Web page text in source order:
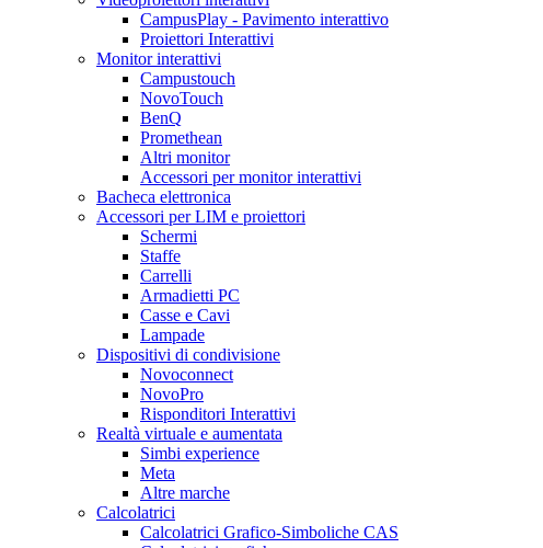
CampusPlay - Pavimento interattivo
Proiettori Interattivi
Monitor interattivi
Campustouch
NovoTouch
BenQ
Promethean
Altri monitor
Accessori per monitor interattivi
Bacheca elettronica
Accessori per LIM e proiettori
Schermi
Staffe
Carrelli
Armadietti PC
Casse e Cavi
Lampade
Dispositivi di condivisione
Novoconnect
NovoPro
Risponditori Interattivi
Realtà virtuale e aumentata
Simbi experience
Meta
Altre marche
Calcolatrici
Calcolatrici Grafico-Simboliche CAS